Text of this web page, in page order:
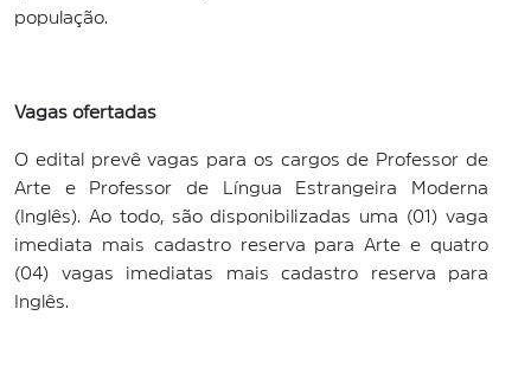
população.
Vagas ofertadas
O edital prevê vagas para os cargos de Professor de
Arte e Professor de Língua Estrangeira Moderna
(Inglês). Ao todo, são disponibilizadas uma (01) vaga
imediata mais cadastro reserva para Arte e quatro
(04) vagas imediatas mais cadastro reserva para
Inglês.